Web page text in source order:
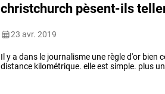
christchurch pèsent-ils
morts
23 avr. 2019
Il y a dans le journalisme une règle d'or bien
distance kilométrique. elle est simple. plus